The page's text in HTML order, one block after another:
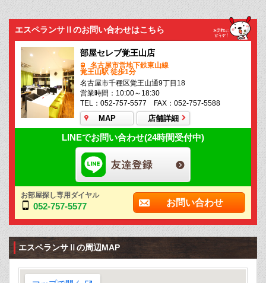
エスペランサⅡのお問い合わせはこちら
部屋セレブ覚王山店
名古屋市営地下鉄東山線
覚王山駅 徒歩1分
名古屋市千種区覚王山通9丁目18
営業時間：10:00～18:30
TEL：052-757-5577 FAX：052-757-5588
MAP 店舗詳細
LINEでお問い合わせ(24時間受付中)
お部屋探し専用ダイヤル
052-757-5577 お問い合わせ
エスペランサⅡの周辺MAP